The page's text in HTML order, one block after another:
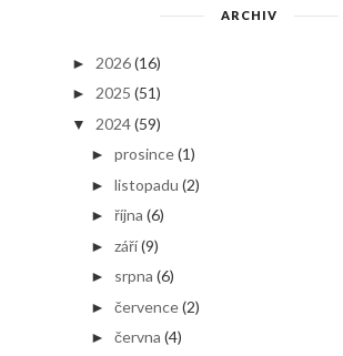
ARCHIV
► 2026(16)
► 2025 (51)
▼ 2024(59)
► prosince(1)
► listopadu (2)
► října (6)
► září(9)
► srpna (6)
► července(2)
► června (4)